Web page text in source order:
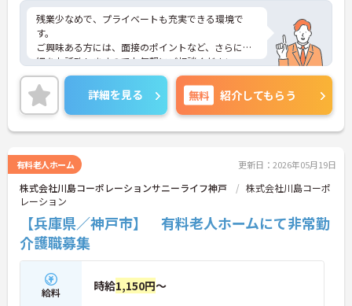
残業少なめで、プライベートも充実できる環境で
す。
ご興味ある方には、面接のポイントなど、さらに詳
細をお話致しますのでお気軽にご相談ください。
詳細を見る 無料 紹介してもらう
有料老人ホーム 更新日：2026年05月19日
株式会社川島コーポレーションサニーライフ神戸
株式会社川島コーポ
レーション
【兵庫県／神戸市】 有料老人ホームにて非常勤
介護職募集
給料 時給1,150円～